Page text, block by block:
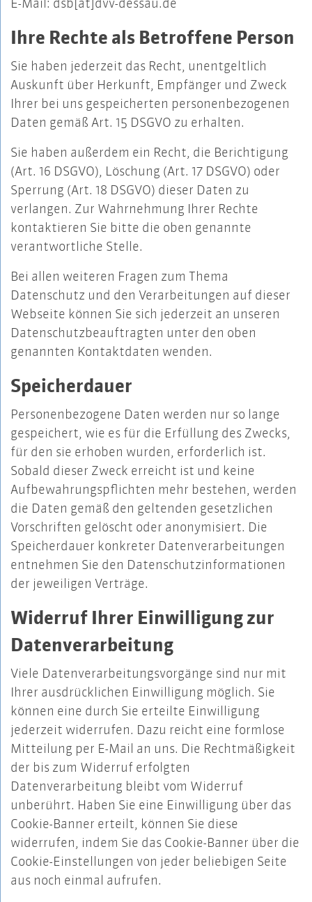
Ihre Rechte als Betroffene Person
Sie haben jederzeit das Recht, unentgeltlich
Auskunft über Herkunft, Empfänger und Zweck
Ihrer bei uns gespeicherten personenbezogenen
Daten gemäß Art. 15 DSGVO zu erhalten.
Sie haben außerdem ein Recht, die Berichtigung
(Art. 16 DSGVO), Löschung (Art. 17 DSGVO) oder
Sperrung (Art. 18 DSGVO) dieser Daten zu
verlangen. Zur Wahrnehmung Ihrer Rechte
kontaktieren Sie bitte die oben genannte
verantwortliche Stelle.
Bei allen weiteren Fragen zum Thema
Datenschutz und den Verarbeitungen auf dieser
Webseite können Sie sich jederzeit an unseren
Datenschutzbeauftragten unter den oben
genannten Kontaktdaten wenden.
Speicherdauer
Personenbezogene Daten werden nur so lange
gespeichert, wie es für die Erfüllung des Zwecks,
für den sie erhoben wurden, erforderlich ist.
Sobald dieser Zweck erreicht ist und keine
Aufbewahrungspflichten mehr bestehen, werden
die Daten gemäß den geltenden gesetzlichen
Vorschriften gelöscht oder anonymisiert. Die
Speicherdauer konkreter Datenverarbeitungen
entnehmen Sie den Datenschutzinformationen
der jeweiligen Verträge.
Widerruf Ihrer Einwilligung zur
Datenverarbeitung
Viele Datenverarbeitungsvorgänge sind nur mit
Ihrer ausdrücklichen Einwilligung möglich. Sie
können eine durch Sie erteilte Einwilligung
jederzeit widerrufen. Dazu reicht eine formlose
Mitteilung per E-Mail an uns. Die Rechtmäßigkeit
der bis zum Widerruf erfolgten
Datenverarbeitung bleibt vom Widerruf
unberührt. Haben Sie eine Einwilligung über das
Cookie-Banner erteilt, können Sie diese
widerrufen, indem Sie das Cookie-Banner über die
Cookie-Einstellungen von jeder beliebigen Seite
aus noch einmal aufrufen.